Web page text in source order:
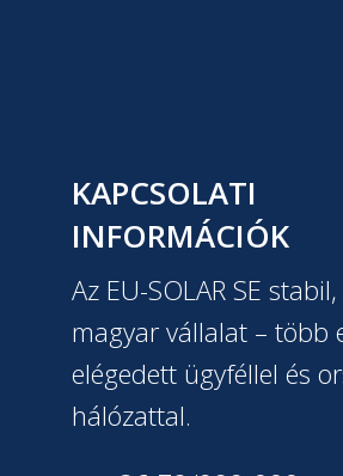
KAPCSOLATI
INFORMÁCIÓK
Az EU-SOLAR SE
magyar vállalat – több
elégedett ügyféllel és
hálózattal.